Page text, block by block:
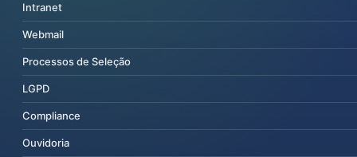
Intranet
Webmail
Processos de Seleção
LGPD
Compliance
Ouvidoria